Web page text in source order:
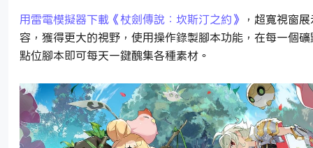
用雷電模擬器下載《杖劍傳說：坎斯汀之約》 ，超寬視窗
容，獲得更大的視野，使用操作錄製腳本功能，在每一個
點位腳本即可每天一鍵醜集各種素材。